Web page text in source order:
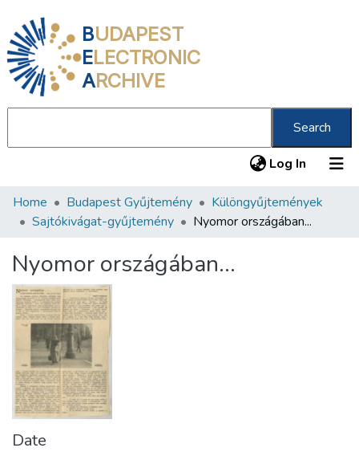
BUDAPEST
ELECTRONIC
ARCHIVE
Search
Log In (current)
Communities & Collections
Statistics
About us
Home Budapest Gyűjtemény
Különgyűjtemények
Sajtókivágat-gyűjtemény
Nyomor országában...
Nyomor országában...
Date